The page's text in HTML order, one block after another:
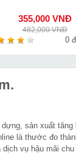
355,000 VNĐ
482,000 VNĐ
0
sản xuất
là thước đo
vụ hậu mãi chu